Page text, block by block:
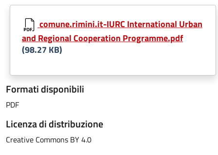
comune.rimini.it-IURC International Urban
and Regional Cooperation Programme.pdf
(98.27 KB)
Formati disponibili
PDF
Licenza di distribuzione
Creative Commons BY 4.0